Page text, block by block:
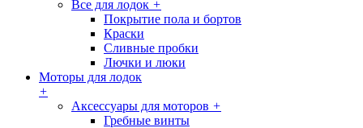
Все для лодок +
Покрытие пола и бортов
Краски
Сливные пробки
Лючки и люки
Моторы для лодок
+
Аксессуары для моторов +
Гребные винты